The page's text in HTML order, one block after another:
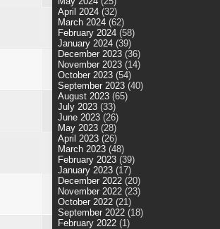
April 2024 (32)
March 2024 (62)
February 2024 (58)
January 2024 (39)
December 2023 (36)
November 2023 (14)
October 2023 (54)
September 2023 (40)
August 2023 (65)
July 2023 (33)
June 2023 (26)
May 2023 (28)
April 2023 (26)
March 2023 (48)
February 2023 (39)
January 2023 (17)
December 2022 (20)
November 2022 (23)
October 2022 (21)
September 2022 (18)
February 2022 (1)